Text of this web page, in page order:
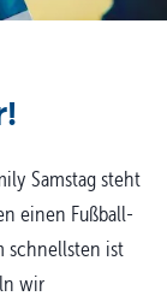
Samstag steht
einen Fußball-
schnellsten ist
wir